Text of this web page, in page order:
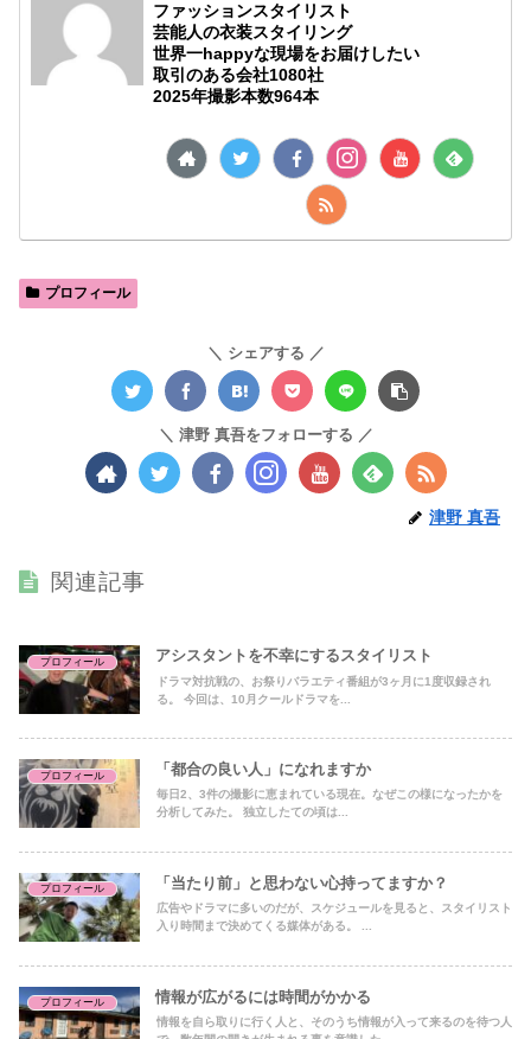
ファッションスタイリスト
芸能人の衣装スタイリング
世界一happyな現場をお届けしたい
取引のある会社1080社
2025年撮影本数964本
プロフィール
シェアする
津野 真吾をフォローする
津野 真吾
関連記事
プロフィール アシスタントを不幸にするスタイリスト
ドラマ対抗戦の、お祭りバラエティ番組が3ヶ月に1度収録され
る。 今回は、10月クールドラマを...
プロフィール 「都合の良い人」になれますか
毎日2、3件の撮影に恵まれている現在。なぜこの様になったかを
分析してみた。 独立したての頃は...
プロフィール 「当たり前」と思わない心持ってますか？
広告やドラマに多いのだが、スケジュールを見ると、スタイリスト
入り時間まで決めてくる媒体がある。 ...
プロフィール 情報が広がるには時間がかかる
情報を自ら取りに行く人と、そのうち情報が入って来るのを待つ人